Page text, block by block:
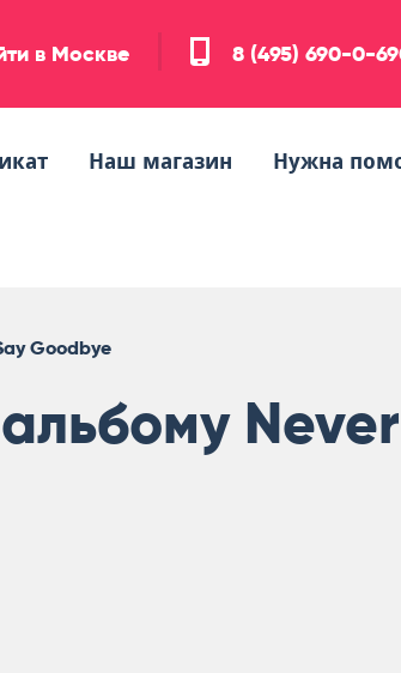
в Москве 8 (495) 690-0-
Наш магазин Нужна
Goodbye